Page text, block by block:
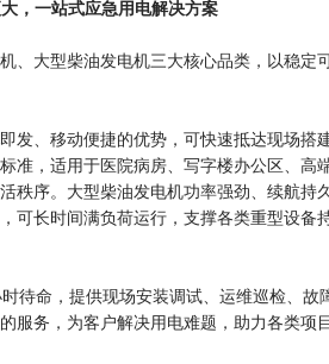
，一站式应急用电解决方案
、大型柴油发电机三大核心品类，以稳定
发、移动便捷的优势，可快速抵达现场搭
准，适用于医院病房、写字楼办公区、高
秩序。大型柴油发电机功率强劲、续航持
可长时间满负荷运行，支撑各类重型设备
待命，提供现场安装调试、运维巡检、故
服务，为客户解决用电难题，助力各类项